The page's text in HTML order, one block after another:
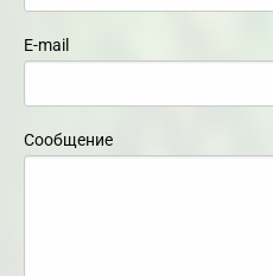
E-mail
Сообщение